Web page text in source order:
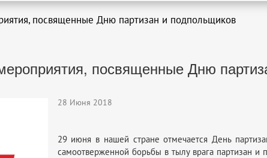
посвященные Дню партизан и подпольщиков
посвященные Дню
28 Июня 2018
29 июня в нашей стране отмечается День
самоотверженной борьбы в тылу врага партизан